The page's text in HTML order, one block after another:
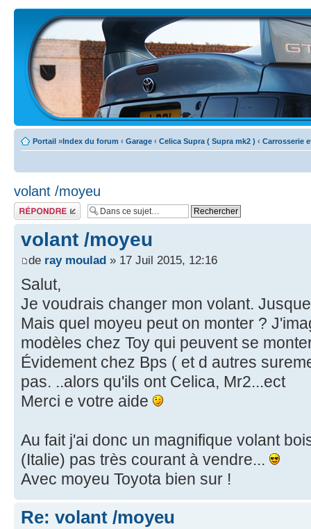
Portail »Index du forum ‹ Garage ‹ Celica Supra ( Supra mk2 ) ‹ Carrosserie
volant /moyeu
Écrire un
commentaire
volant /moyeu
de ray moulad » 17 Juil 2015, 12:16
Salut,
Je voudrais changer mon volant.
Mais quel moyeu peut on monter ?
modèles chez Toy qui peuvent se
Évidement chez Bps ( et d autres
pas. ..alors qu'ils ont Celica, Mr2...ect
Merci e votre aide
Au fait j'ai donc un magnifique volant
(Italie) pas très courant à vendre...
Avec moyeu Toyota bien sur !
Re: volant /moyeu